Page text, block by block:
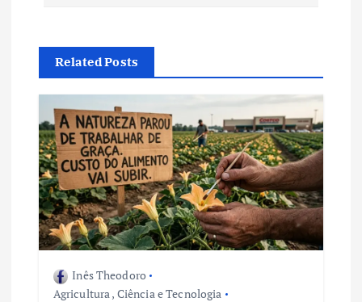
ã
o
d
e
P
Related Posts
Inês Theodoro
Agricultura, Ciência e Tecnologia